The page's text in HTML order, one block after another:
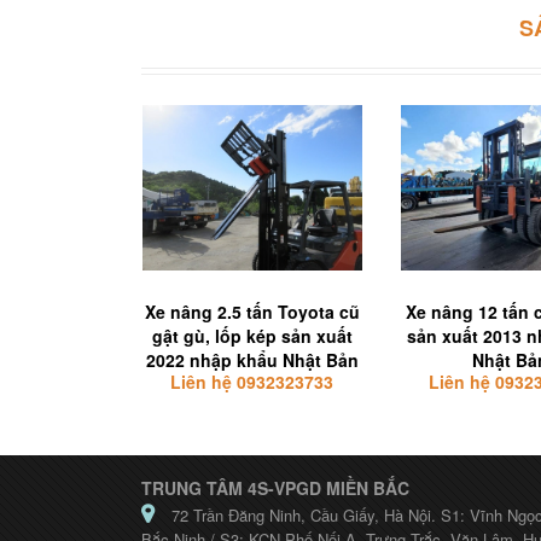
Xe nâng 2.5 tấn Toyota cũ
gật gù, lốp kép sản xuất
2022 nhập khẩu Nhật Bản
Liên hệ 0932323733
Xe nâng 12 tấn
sản xuất 2013
Nhật
Liên hệ
TRUNG TÂM 4S-VPGD MIỀN BẮC
72 Trần Đăng Ninh, Cầu Giấy, Hà Nội. S1: Vĩnh